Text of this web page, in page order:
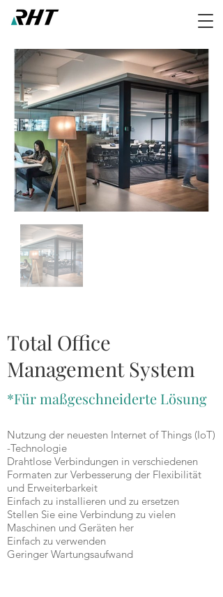
Total Office
Management System
*Für maßgeschneiderte Lösung
Nutzung der neuesten Internet of Things (IoT)
-Technologie
Drahtlose Verbindungen in verschiedenen
Formaten zur Verbesserung der Flexibilität
und Erweiterbarkeit
Einfach zu installieren und zu ersetzen
Stellen Sie eine Verbindung zu vielen
Maschinen und Geräten her
Einfach zu verwenden
Geringer Wartungsaufwand